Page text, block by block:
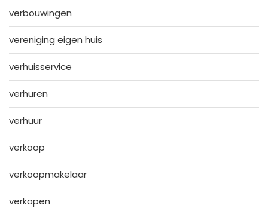
verbouwingen
vereniging eigen huis
verhuisservice
verhuren
verhuur
verkoop
verkoopmakelaar
verkopen